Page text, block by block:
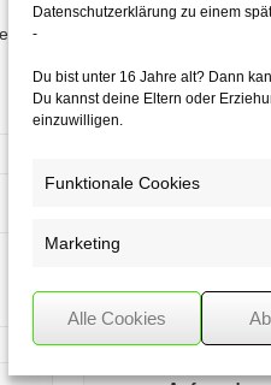
Datenschutzerklärung zu einem
-
Du bist unter 16 Jahre alt? Dann
Du kannst deine Eltern oder
einzuwilligen.
Funktionale Cookies
Marketing
Alle Cookies
Sportarten von Bedeutung